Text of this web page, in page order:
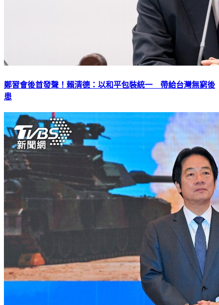
鄭習會後首發聲！賴清德：以和平包裝統一 帶給台灣無窮後
患